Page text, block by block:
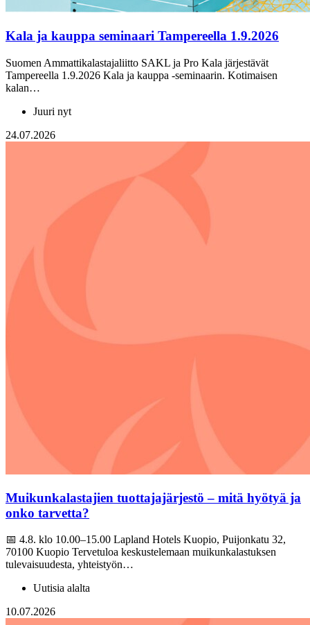
Kala ja kauppa seminaari Tampereella 1.9.2026
Suomen Ammattikalastajaliitto SAKL ja Pro Kala järjestävät
Tampereella 1.9.2026 Kala ja kauppa -seminaarin. Kotimaisen
kalan…
Juuri nyt
24.07.2026
Muikunkalastajien tuottajajärjestö – mitä hyötyä ja
onko tarvetta?
📅 4.8. klo 10.00–15.00 Lapland Hotels Kuopio, Puijonkatu 32,
70100 Kuopio Tervetuloa keskustelemaan muikunkalastuksen
tulevaisuudesta, yhteistyön…
Uutisia alalta
10.07.2026